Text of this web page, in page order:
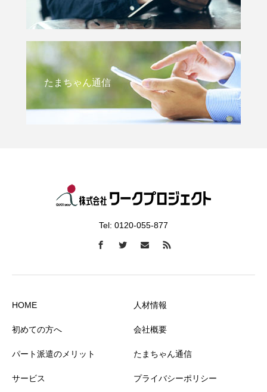
たまちゃん通信
Tel: 0120-055-877
HOME
初めての方へ
パート派遣のメリット
サービス
人材情報
会社概要
たまちゃん通信
プライバシーポリシー